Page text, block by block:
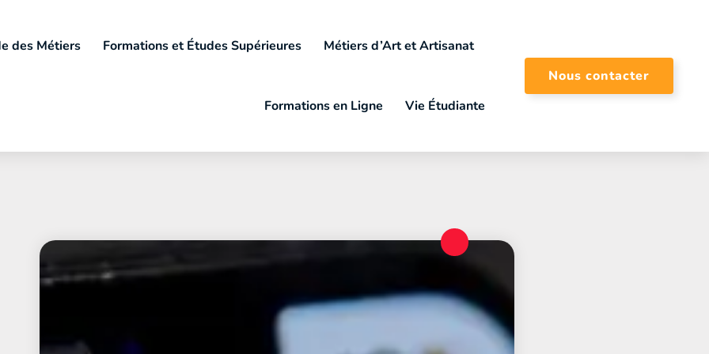
des Métiers Formations et Études Supérieures Métiers d’Art et Artisanat
Formations en Ligne Vie Étudiante
Nous contacter